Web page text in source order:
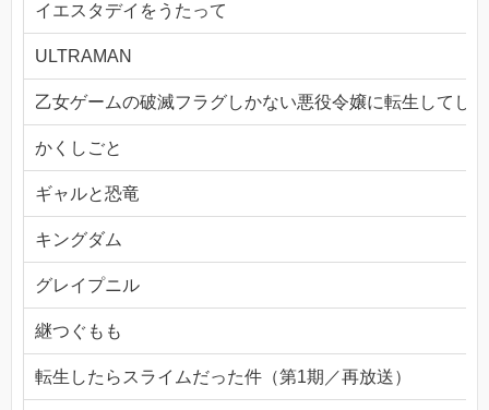
イエスタデイをうたって
ULTRAMAN
乙女ゲームの破滅フラグしかない悪役令嬢に転生してし
かくしごと
ギャルと恐竜
キングダム
グレイプニル
継つぐもも
転生したらスライムだった件（第1期／再放送）